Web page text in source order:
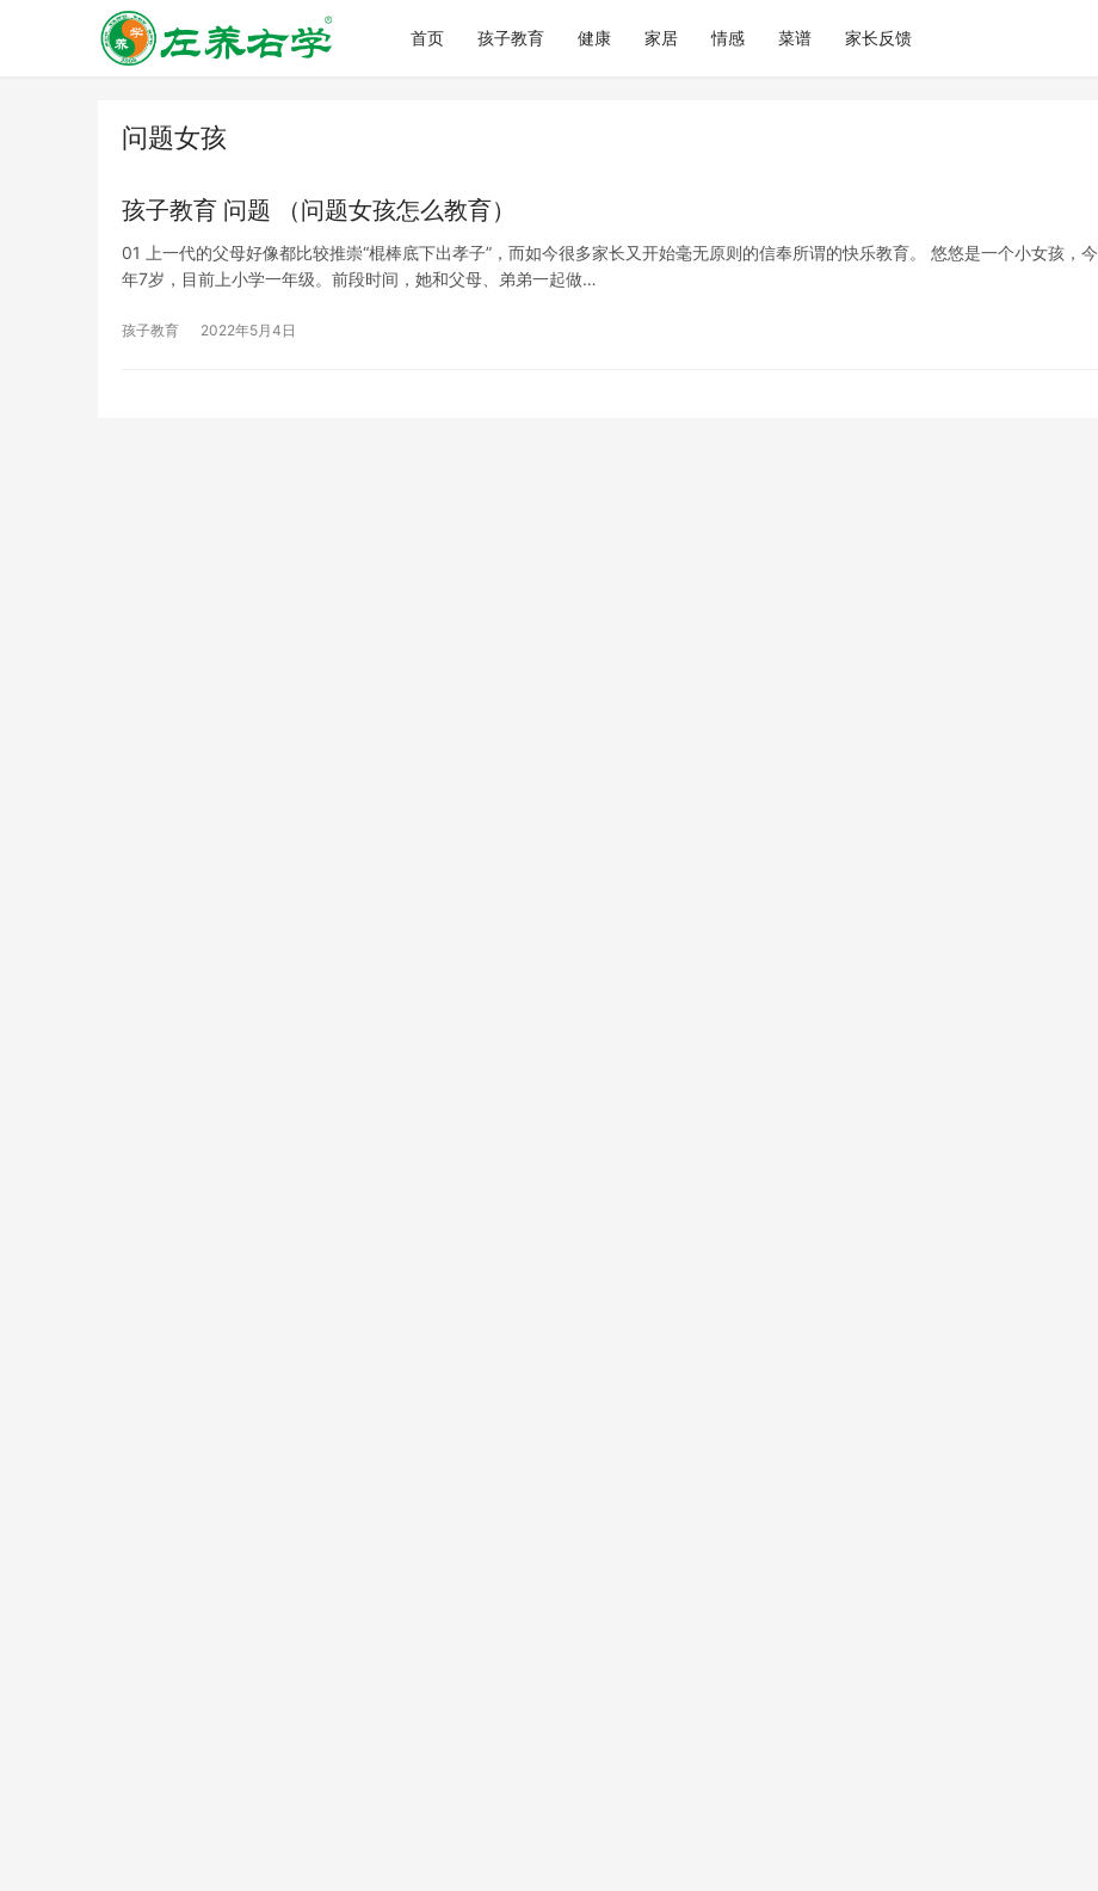
首页 孩子教育 健康 家居 情感 菜谱 家长反馈
问题女孩
孩子教育 问题 （问题女孩怎么教育）
01 上一代的父母好像都比较推崇“棍棒底下出孝子”，而如今很多家长又开始毫无原则的信奉所谓的快乐教育。 悠悠是一个小女孩，今
年7岁，目前上小学一年级。前段时间，她和父母、弟弟一起做…
孩子教育 2022年5月4日